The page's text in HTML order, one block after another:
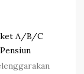
A/B/C